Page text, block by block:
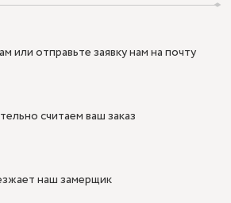
или отправьте заявку нам на почту
считаем ваш заказ
наш замерщик